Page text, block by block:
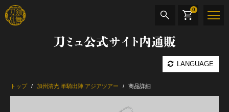
刀ミュ公式サイト内通販
LANGUAGE
0
BOOK
トップ 加州清光 単騎出陣 アジアツアー 商品詳細